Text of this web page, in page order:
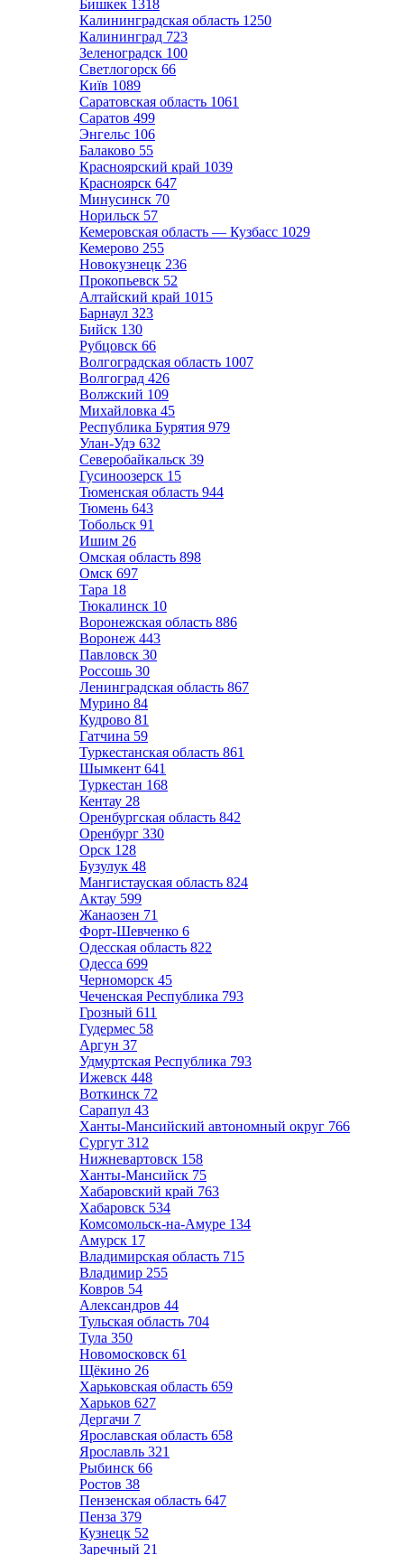
Бишкек 1318
Калининградская область 1250
Калининград 723
Зеленоградск 100
Светлогорск 66
Київ 1089
Саратовская область 1061
Саратов 499
Энгельс 106
Балаково 55
Красноярский край 1039
Красноярск 647
Минусинск 70
Норильск 57
Кемеровская область — Кузбасс 1029
Кемерово 255
Новокузнецк 236
Прокопьевск 52
Алтайский край 1015
Барнаул 323
Бийск 130
Рубцовск 66
Волгоградская область 1007
Волгоград 426
Волжский 109
Михайловка 45
Республика Бурятия 979
Улан-Удэ 632
Северобайкальск 39
Гусиноозерск 15
Тюменская область 944
Тюмень 643
Тобольск 91
Ишим 26
Омская область 898
Омск 697
Тара 18
Тюкалинск 10
Воронежская область 886
Воронеж 443
Павловск 30
Россошь 30
Ленинградская область 867
Мурино 84
Кудрово 81
Гатчина 59
Туркестанская область 861
Шымкент 641
Туркестан 168
Кентау 28
Оренбургская область 842
Оренбург 330
Орск 128
Бузулук 48
Мангистауская область 824
Актау 599
Жанаозен 71
Форт-Шевченко 6
Одесская область 822
Одесса 699
Черноморск 45
Чеченская Республика 793
Грозный 611
Гудермес 58
Аргун 37
Удмуртская Республика 793
Ижевск 448
Воткинск 72
Сарапул 43
Ханты-Мансийский автономный округ 766
Сургут 312
Нижневартовск 158
Ханты-Мансийск 75
Хабаровский край 763
Хабаровск 534
Комсомольск-на-Амуре 134
Амурск 17
Владимирская область 715
Владимир 255
Ковров 54
Александров 44
Тульская область 704
Тула 350
Новомосковск 61
Щёкино 26
Харьковская область 659
Харьков 627
Дергачи 7
Ярославская область 658
Ярославль 321
Рыбинск 66
Ростов 38
Пензенская область 647
Пенза 379
Кузнецк 52
Заречный 21